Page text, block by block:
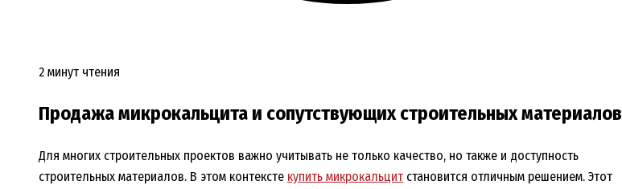
2 минут чтения
Продажа микрокальцита и сопутствующих строительных материалов
Для многих строительных проектов важно учитывать не только качество, но также и доступность
строительных материалов. В этом контексте купить микрокальцит становится отличным решением. Этот